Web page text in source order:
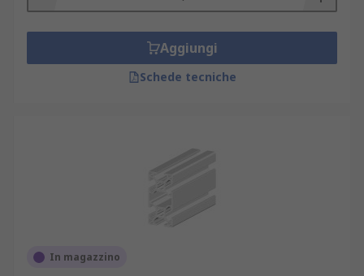
Aggiungi
Schede tecniche
In magazzino